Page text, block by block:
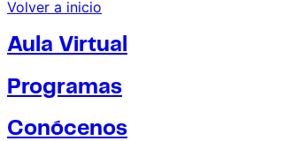
Volver a inicio
Aula Virtual
Programas
Conócenos